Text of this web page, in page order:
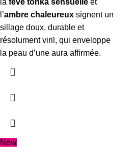
la fève tonka sensuelle et
l’ambre chaleureux signent un
sillage doux, durable et
résolument viril, qui enveloppe
la peau d’une aura affirmée.
New